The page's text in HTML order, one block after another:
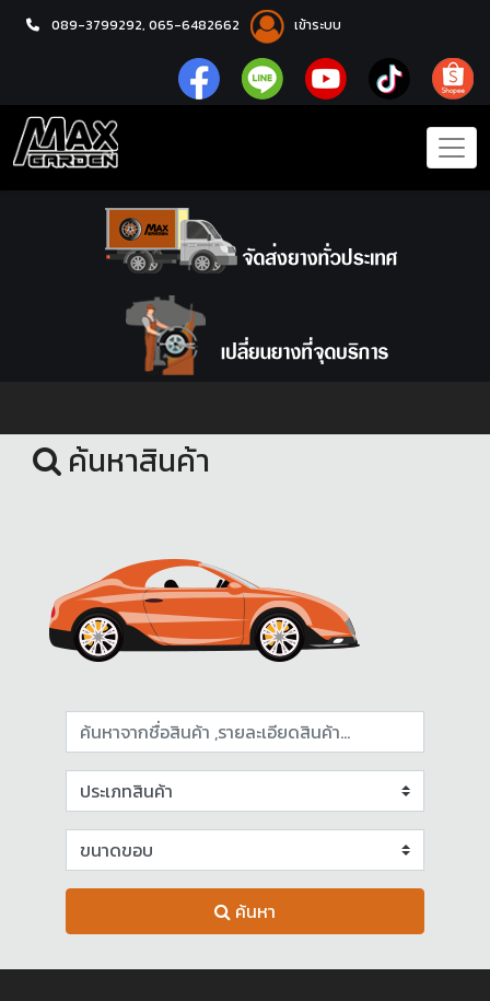
089-3799292, 065-6482662 เข้าระบบ
หน้าแรก
ค้นหาสินค้า
ค้นหา